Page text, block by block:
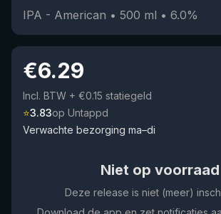
IPA - American • 500 ml • 6.0%
€6.29
Incl. BTW + €0.15 statiegeld
⭐3.83op Untappd
Verwachte bezorging ma–di
Niet op voorraad
Deze release is niet (meer)